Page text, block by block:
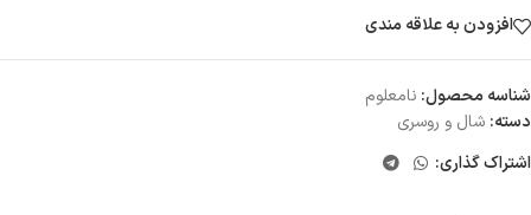
افزودن به علاقه مندی
شناسه محصول: نامعلوم
دسته: شال و روسری
اشتراک گذاری: